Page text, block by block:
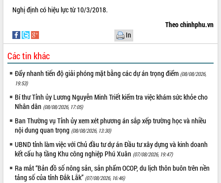
LIÊN KẾT WEB
THỐNG KÊ TRUY CẬP
Hôm nay: 16482
Nghị định có hiệu lực từ 10/3/2018.
Theo chinhphu.vn
In
Các tin khác
Đẩy nhanh tiến độ giải phóng mặt bằng các dự án trọng điểm (08/08/2026,
19:53)
Bí thư Tỉnh ủy Lương Nguyễn Minh Triết kiểm tra việc khám sức khỏe cho
Nhân dân (08/08/2026, 17:05)
Ban Thường vụ Tỉnh ủy xem xét phương án sắp xếp trường học và nhiều
nội dung quan trọng (08/08/2026, 13:30)
UBND tỉnh làm việc với Chủ đầu tư dự án Đầu tư xây dựng và kinh doanh
kết cấu hạ tầng Khu công nghiệp Phú Xuân (07/08/2026, 19:47)
Ra mắt “Bản đồ số nông sản, sản phẩm OCOP, du lịch thôn buôn trên nền
tảng số của tỉnh Đắk Lắk” (07/08/2026, 16:46)